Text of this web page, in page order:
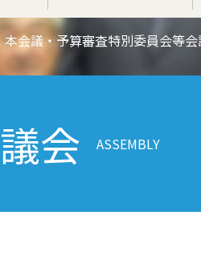
本会議・予算審査特別委員会等会
会 ASSEMBLY